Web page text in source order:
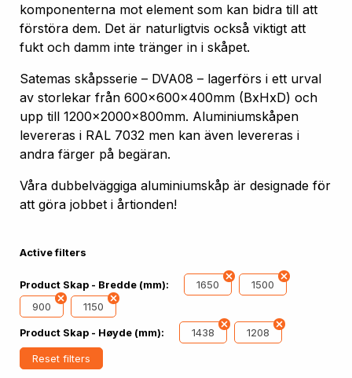
komponenterna mot element som kan bidra till att
förstöra dem. Det är naturligtvis också viktigt att
fukt och damm inte tränger in i skåpet.
Satemas skåpsserie – DVA08 – lagerförs i ett urval
av storlekar från 600x600x400mm (BxHxD) och
upp till 1200x2000x800mm. Aluminiumskåpen
levereras i RAL 7032 men kan även levereras i
andra färger på begäran.
Våra dubbelväggiga aluminiumskåp är designade för
att göra jobbet i årtionden!
Active filters
Product Skap - Bredde (mm): 1650
1500
900
1150
Product Skap - Høyde (mm): 1438 1208
Reset filters